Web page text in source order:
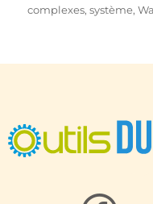
complexes,système,